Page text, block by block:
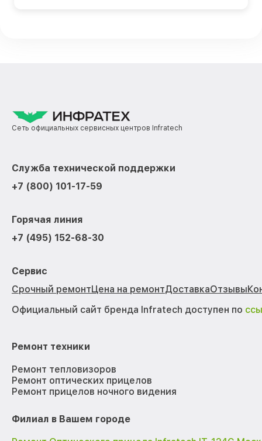
Сеть официальных сервисных центров Infratech
Служба технической поддержки
+7 (800) 101-17-59
Горячая линия
+7 (495) 152-68-30
Сервис
Срочный ремонтЦена на ремонтДоставкаОтзывы
Официальный сайт бренда Infratech доступен по
Ремонт техники
Ремонт тепловизоров
Ремонт оптических прицелов
Ремонт прицелов ночного видения
Филиал в Вашем городе